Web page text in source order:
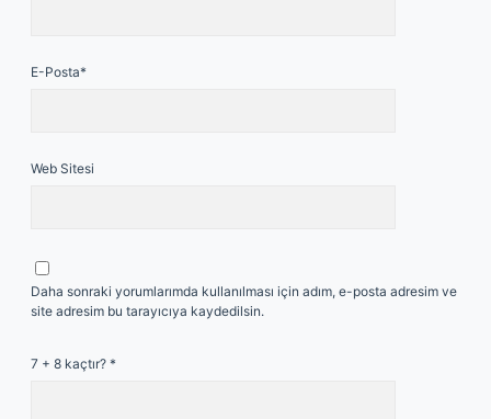
E-Posta*
Web Sitesi
Daha sonraki yorumlarımda kullanılması için adım, e-posta adresim ve
site adresim bu tarayıcıya kaydedilsin.
7 + 8 kaçtır? *